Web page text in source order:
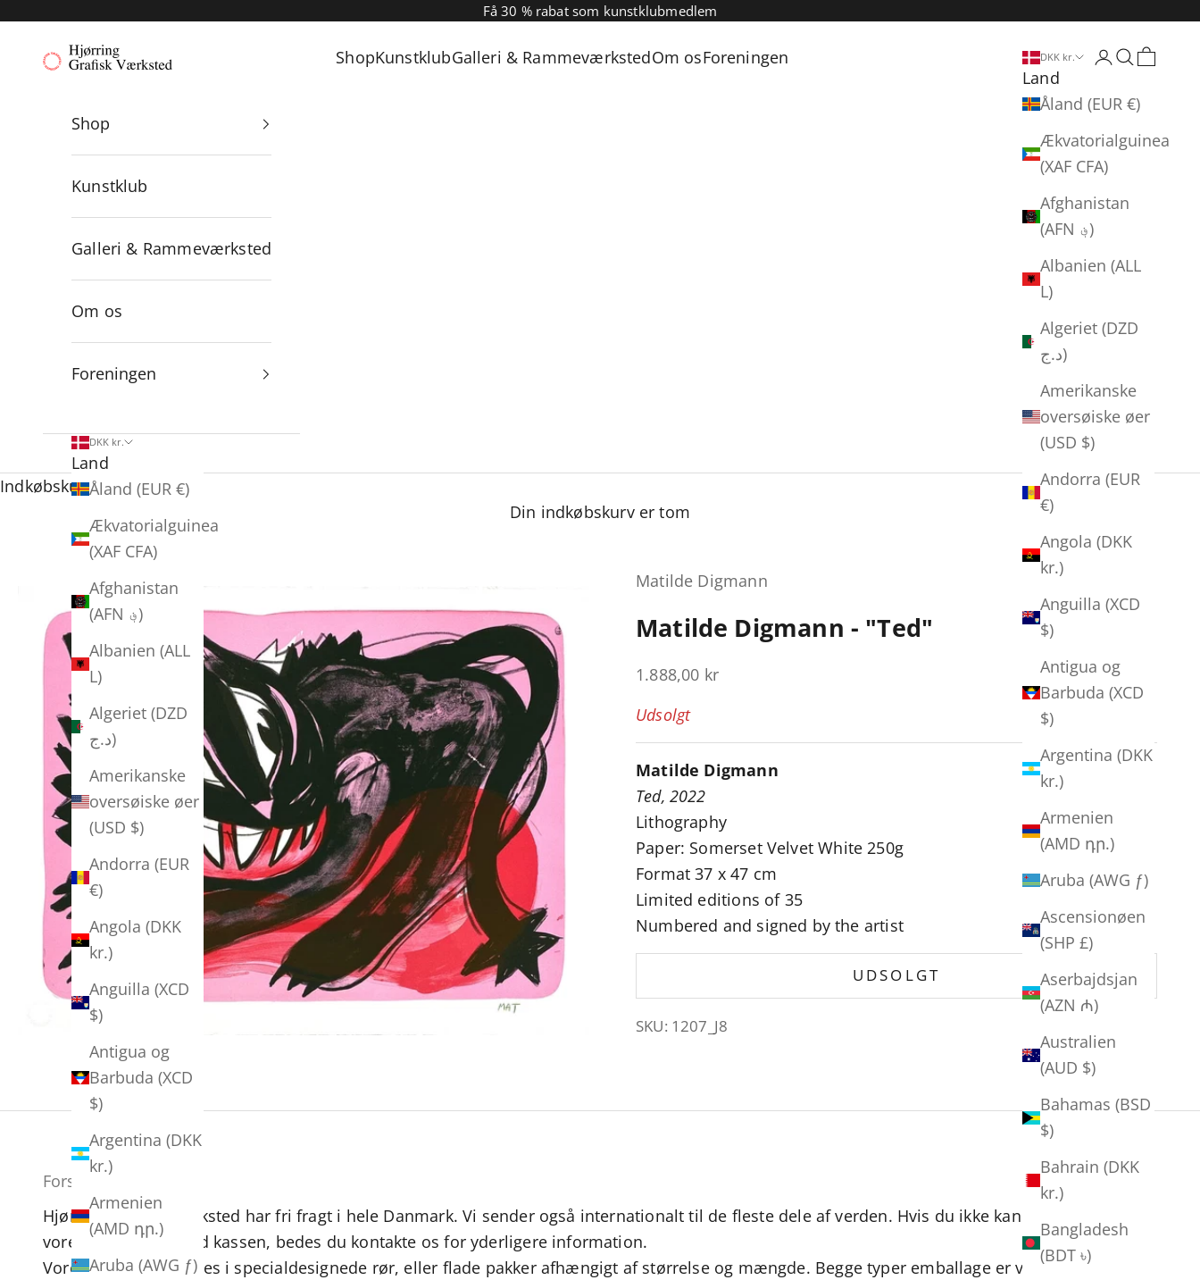
Få 30 % rabat som kunstklubmedlem
Hjørring Grafisk Værksted ShopKunstklubGalleri & RammeværkstedOm osForeningen DKK kr.
Land
Åland (EUR €)
Ækvatorialguinea
(XAF CFA)
Afghanistan
(AFN ؋)
Albanien (ALL
L)
Algeriet (DZD
د.ج)
Amerikanske
oversøiske øer
(USD $)
Andorra (EUR
€)
Angola (DKK
kr.)
Anguilla (XCD
$)
Antigua og
Barbuda (XCD
$)
Argentina (DKK
kr.)
Armenien
(AMD դր.)
Aruba (AWG ƒ)
Ascensionøen
(SHP £)
Aserbajdsjan
(AZN ₼)
Australien
(AUD $)
Bahamas (BSD
$)
Bahrain (DKK
kr.)
Bangladesh
(BDT ৳)
Log på
Søg
Shop
Kunstklub
Galleri & Rammeværksted
Om os
Foreningen
DKK kr.
Land
Åland (EUR €)
Ækvatorialguinea
(XAF CFA)
Afghanistan
(AFN ؋)
Albanien (ALL
L)
Algeriet (DZD
د.ج)
Amerikanske
oversøiske øer
(USD $)
Andorra (EUR
€)
Angola (DKK
kr.)
Anguilla (XCD
$)
Antigua og
Barbuda (XCD
$)
Argentina (DKK
kr.)
Armenien
(AMD դր.)
Aruba (AWG ƒ)
Indkøbskurv
Din indkøbskurv er tom
Matilde Digmann
Matilde Digmann - "Ted"
Salgspris
1.888,00 kr
Udsolgt
Matilde Digmann
Ted, 2022
Lithography
Paper: Somerset Velvet White 250g
Format 37 x 47 cm
Limited editions of 35
Numbered and signed by the artist
UDSOLGT
SKU: 1207_J8
Forsendelse
Hjørring Grafisk Værksted har fri fragt i hele Danmark. Vi sender også internationalt til de fleste dele af verden. Hvis du ikke kan finde dit land på
vores "landeliste" ved kassen, bedes du kontakte os for yderligere information.
Vores kunsttryk sendes i specialdesignede rør, eller flade pakker afhængigt af størrelse og mængde. Begge typer emballage er velegnede til